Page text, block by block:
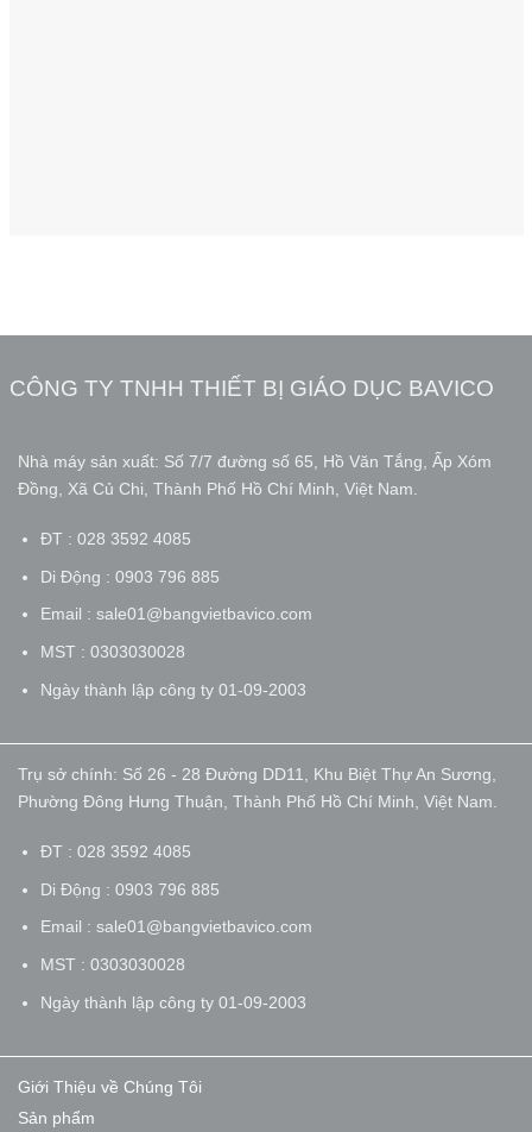
CÔNG TY TNHH THIẾT BỊ GIÁO DỤC BAVICO
Nhà máy sản xuất: Số 7/7 đường số 65, Hồ Văn Tắng, Ấp Xóm
Đồng, Xã Củ Chi, Thành Phố Hồ Chí Minh, Việt Nam.
ĐT : 028 3592 4085
Di Động : 0903 796 885
Email : sale01@bangvietbavico.com
MST : 0303030028
Ngày thành lập công ty 01-09-2003
Trụ sở chính: Số 26 - 28 Đường DD11, Khu Biệt Thự An Sương,
Phường Đông Hưng Thuận, Thành Phố Hồ Chí Minh, Việt Nam.
ĐT : 028 3592 4085
Di Động : 0903 796 885
Email : sale01@bangvietbavico.com
MST : 0303030028
Ngày thành lập công ty 01-09-2003
Giới Thiệu về Chúng Tôi
Sản phẩm